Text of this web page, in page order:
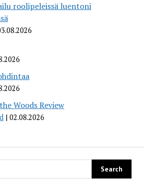
roolipeleissä luentoni
Woods Review
02.08.2026